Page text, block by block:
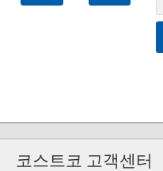
코스트코 고객센터